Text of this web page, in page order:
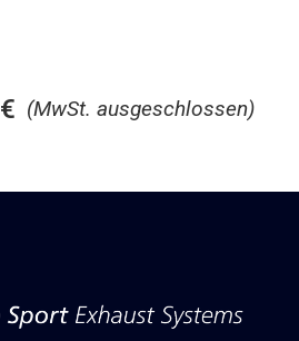
(MwSt. ausgeschlossen)
€